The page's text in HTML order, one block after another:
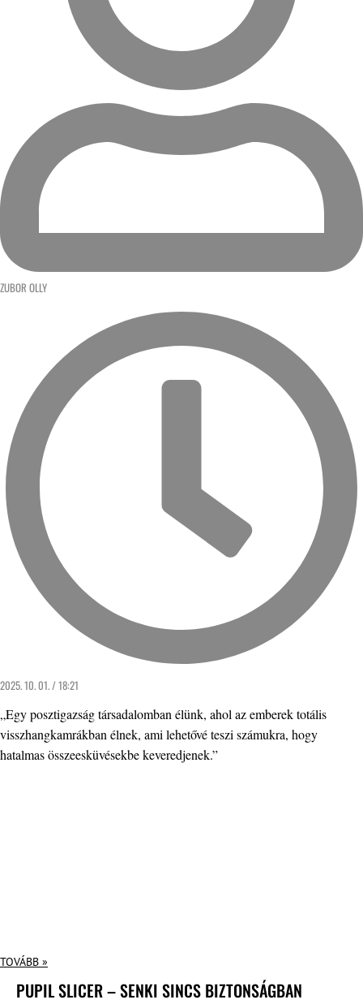
ZUBOR OLLY
2025. 10. 01. / 18:21
„Egy posztigazság társadalomban élünk, ahol az emberek totális
visszhangkamrákban élnek, ami lehetővé teszi számukra, hogy
hatalmas összeesküvésekbe keveredjenek.”
TOVÁBB »
PUPIL SLICER – SENKI SINCS BIZTONSÁGBAN